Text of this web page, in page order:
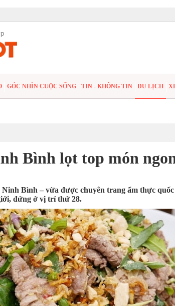
GÓC NHÌN CUỘC SỐNG TIN - KHÔNG TIN DU LỊCH
Bình lọt top món
Bình – vừa được chuyên trang ẩm thực
đứng ở vị trí thứ 28.